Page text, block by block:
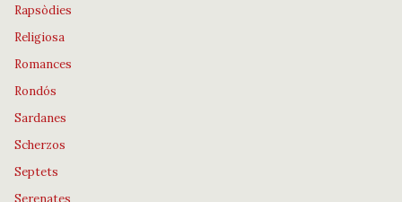
Rapsòdies
Religiosa
Romances
Rondós
Sardanes
Scherzos
Septets
Serenates